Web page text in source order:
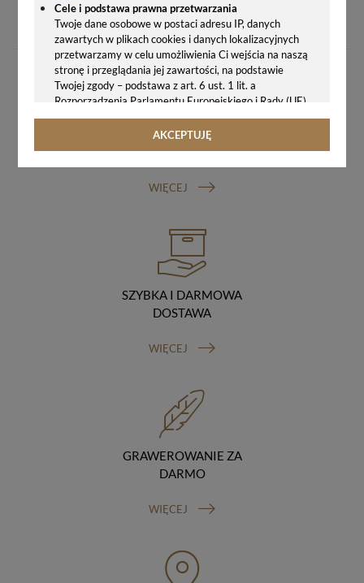
Cele i podstawa prawna przetwarzania
Twoje dane osobowe w postaci adresu IP, danych
zawartych w plikach cookies i danych lokalizacyjnych
przetwarzamy w celu umożliwienia Ci wejścia na naszą
stronę i przeglądania jej zawartości, na podstawie
Twojej zgody – podstawa z art. 6 ust. 1 lit. a
Rozporządzenia Parlamentu Europejskiego i Rady (UE)
2016/679 z 27.04.2016 r. w sprawie ochrony osób
fizycznych w związku z przetwarzaniem danych
hostingodawcy. Takie podmioty przetwarzają dane na
podstawie umowy z nami i tylko zgodnie z naszymi
poleceniami. Przekazujemy Twoje dane poza teren
Polski/UE/Europejskiego Obszaru Gospodarczego.
Okres przechowywania danych
Twoje dane przechowujemy do czasu posiadania
Przysługuje Ci prawo dostępu do swoich danych oraz
(poprawiania) swoich danych, prawo do usunięcia
danych (jeżeli Twoim zdaniem nie ma podstaw do tego,
abyśmy przetwarzali Twoje dane, możesz zażądać,
abyśmy je usunęli), prawo do ograniczenia
przetwarzania danych (możesz zażądać, abyśmy
ograniczyli przetwarzanie Twoich danych osobowych
wyłącznie do ich przechowywania lub wykonywania
mamy nieprawidłowe dane na Twój temat lub
przenoszenia danych, prawo do wniesienia skargi do
organu nadzorczego (Prezesa Urzędu Ochrony Danych
AKCEPTUJĘ
19,00 zł
GWARANCJA ORYGINALNOŚCI ZEGARKA
WIĘCEJ
SZYBKA I DARMOWA
DOSTAWA
WIĘCEJ
GRAWEROWANIE ZA
DARMO
WIĘCEJ